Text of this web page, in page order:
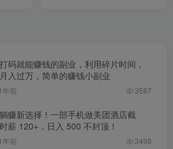
码就能赚钱的副业，利用碎片时间，
入过万，简单的赚钱小副业
1年前 3587
赚新选择！一部手机做美团酒店截
薪 120+，日入 500 不封顶！
1年前 3498